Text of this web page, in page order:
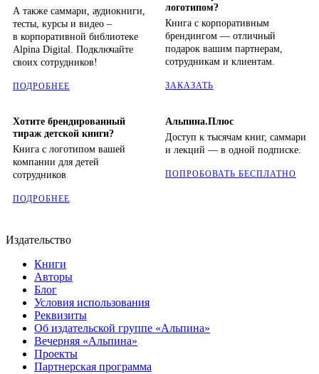
А также саммари, аудиокниги,
тесты, курсы и видео –
в корпоративной библиотеке
Alpina Digital. Подключайте
своих сотрудников!
ПОДРОБНЕЕ
логотипом?
Книга с корпоративным
брендингом — отличный
подарок вашим партнерам,
сотрудникам и клиентам.
ЗАКАЗАТЬ
Хотите брендированный
тираж детской книги?
Книга с логотипом вашей
компании для детей
сотрудников
ПОДРОБНЕЕ
Альпина.Плюс
Доступ к тысячам книг, саммари
и лекций — в одной подписке.
ПОПРОБОВАТЬ БЕСПЛАТНО
Издательство
Книги
Авторы
Блог
Условия использования
Реквизиты
Об издательской группе «Альпина»
Вечерняя «Альпина»
Проекты
Партнерская программа